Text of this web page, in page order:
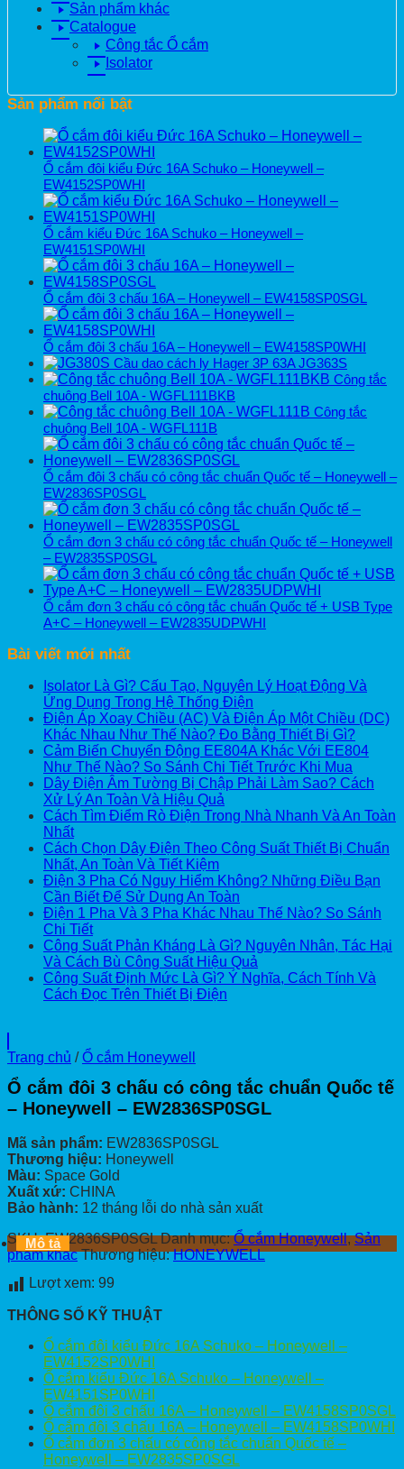
Sản phẩm khác
Catalogue
Công tắc Ổ cắm
Isolator
Sản phẩm nổi bật
Ổ cắm đôi kiểu Đức 16A Schuko – Honeywell –
EW4152SP0WHI
Ổ cắm kiểu Đức 16A Schuko – Honeywell –
EW4151SP0WHI
Ổ cắm đôi 3 chấu 16A – Honeywell – EW4158SP0SGL
Ổ cắm đôi 3 chấu 16A – Honeywell – EW4158SP0WHI
Cầu dao cách ly Hager 3P 63A JG363S
Công tắc
chuông Bell 10A - WGFL111BKB
Công tắc
chuông Bell 10A - WGFL111B
Ổ cắm đôi 3 chấu có công tắc chuẩn Quốc tế – Honeywell –
EW2836SP0SGL
Ổ cắm đơn 3 chấu có công tắc chuẩn Quốc tế – Honeywell
– EW2835SP0SGL
Ổ cắm đơn 3 chấu có công tắc chuẩn Quốc tế + USB Type
A+C – Honeywell – EW2835UDPWHI
Bài viết mới nhất
Isolator Là Gì? Cấu Tạo, Nguyên Lý Hoạt Động Và
Ứng Dụng Trong Hệ Thống Điện
Điện Áp Xoay Chiều (AC) Và Điện Áp Một Chiều (DC)
Khác Nhau Như Thế Nào? Đo Bằng Thiết Bị Gì?
Cảm Biến Chuyển Động EE804A Khác Với EE804
Như Thế Nào? So Sánh Chi Tiết Trước Khi Mua
Dây Điện Âm Tường Bị Chập Phải Làm Sao? Cách
Xử Lý An Toàn Và Hiệu Quả
Cách Tìm Điểm Rò Điện Trong Nhà Nhanh Và An Toàn
Nhất
Cách Chọn Dây Điện Theo Công Suất Thiết Bị Chuẩn
Nhất, An Toàn Và Tiết Kiệm
Điện 3 Pha Có Nguy Hiểm Không? Những Điều Bạn
Cần Biết Để Sử Dụng An Toàn
Điện 1 Pha Và 3 Pha Khác Nhau Thế Nào? So Sánh
Chi Tiết
Công Suất Phản Kháng Là Gì? Nguyên Nhân, Tác Hại
Và Cách Bù Công Suất Hiệu Quả
Công Suất Định Mức Là Gì? Ý Nghĩa, Cách Tính Và
Cách Đọc Trên Thiết Bị Điện
Trang chủ / Ổ cắm Honeywell
Ổ cắm đôi 3 chấu có công tắc chuẩn Quốc tế
– Honeywell – EW2836SP0SGL
Mã sản phẩm: EW2836SP0SGL
Thương hiệu: Honeywell
Màu: Space Gold
Xuất xứ: CHINA
Bảo hành: 12 tháng lỗi do nhà sản xuất
SKU:EW2836SP0SGL Danh mục:Ổ cắm Honeywell,Sản
phẩm khác Thương hiệu:HONEYWELL
Mô tả
Lượt xem: 99
THÔNG SỐ KỸ THUẬT
Ổ cắm đôi kiểu Đức 16A Schuko – Honeywell –
EW4152SP0WHI
Ổ cắm kiểu Đức 16A Schuko – Honeywell –
EW4151SP0WHI
Ổ cắm đôi 3 chấu 16A – Honeywell – EW4158SP0SGL
Ổ cắm đôi 3 chấu 16A – Honeywell – EW4158SP0WHI
Ổ cắm đơn 3 chấu có công tắc chuẩn Quốc tế –
Honeywell – EW2835SP0SGL